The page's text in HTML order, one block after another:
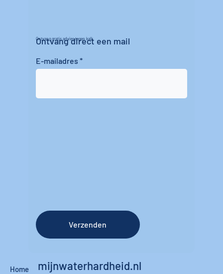
Ontvang gratis advies tegen kalk
Ontvang direct een mail
E-mailadres
Verzenden
mijnwaterhardheid.nl
Home